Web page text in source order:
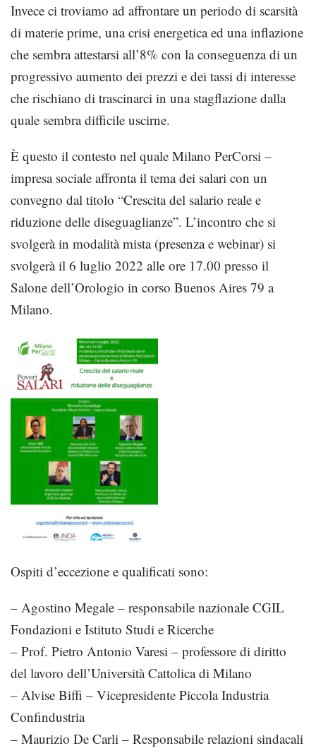
Invece ci troviamo ad affrontare un periodo di scarsità
di materie prime, una crisi energetica ed una inflazione
che sembra attestarsi all’8% con la conseguenza di un
progressivo aumento dei prezzi e dei tassi di interesse
che rischiano di trascinarci in una stagflazione dalla
quale sembra difficile uscirne.
È questo il contesto nel quale Milano PerCorsi –
impresa sociale affronta il tema dei salari con un
convegno dal titolo “Crescita del salario reale e
riduzione delle diseguaglianze”. L’incontro che si
svolgerà in modalità mista(presenza e webinar) si
svolgerà il 6 luglio 2022 alle ore 17.00 presso il
Salone dell’Orologio in corso Buenos Aires 79 a
Milano.
Ospiti d’eccezione e qualificati sono:
– Agostino Megale – responsabile nazionale CGIL
Fondazioni e Istituto Studi e Ricerche
– Prof. Pietro Antonio Varesi – professore di diritto
del lavoro dell’Università Cattolica di Milano
– Alvise Biffi – Vicepresidente Piccola Industria
Confindustria
– Maurizio De Carli – Responsabile relazioni sindacali